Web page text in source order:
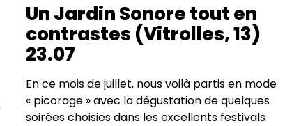
Un Jardin Sonore tout en
contrastes (Vitrolles, 13)
23.07
En ce mois de juillet, nous voilà partis en mode
« picorage » avec la dégustation de quelques
soirées choisies dans les excellents festivals